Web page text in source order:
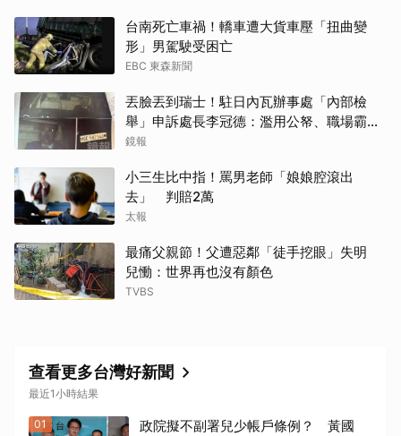
台南死亡車禍！轎車遭大貨車壓「扭曲變
形」男駕駛受困亡
EBC 東森新聞
丟臉丟到瑞士！駐日內瓦辦事處「內部檢
舉」申訴處長李冠德：濫用公帑、職場霸
凌、超速仔拒繳罰單 外交部要查了
鏡報
小三生比中指！罵男老師「娘娘腔滾出
去」 判賠2萬
太報
最痛父親節！父遭惡鄰「徒手挖眼」失明
兒慟：世界再也沒有顏色
TVBS
查看更多台灣好新聞
最近1小時結果
01
政院擬不副署兒少帳戶條例？ 黃國